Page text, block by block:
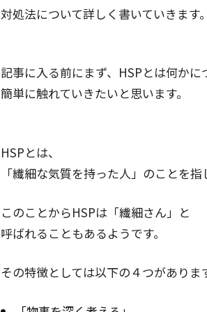
対処法について詳しく書いていきます。
記事に入る前にまず、HSPとは何かに
簡単に触れていきたいと思います。
HSPとは、
「繊細な気質を持った人」のことを指
このことからHSPは「繊細さん」と
呼ばれることもあるようです。
その特徴としては以下の４つがありま